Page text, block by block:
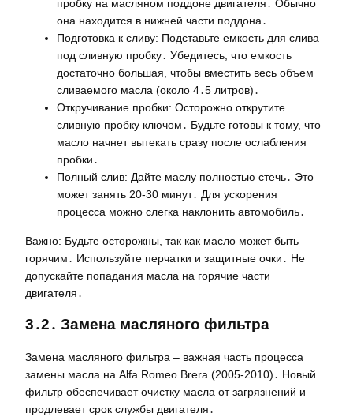
пробку на масляном поддоне двигателя․ Обычно
она находится в нижней части поддона․
Подготовка к сливу: Подставьте емкость для слива
под сливную пробку․ Убедитесь, что емкость
достаточно большая, чтобы вместить весь объем
сливаемого масла (около 4․5 литров)․
Откручивание пробки: Осторожно открутите
сливную пробку ключом․ Будьте готовы к тому, что
масло начнет вытекать сразу после ослабления
пробки․
Полный слив: Дайте маслу полностью стечь․ Это
может занять 20-30 минут․ Для ускорения
процесса можно слегка наклонить автомобиль․
Важно: Будьте осторожны, так как масло может быть
горячим․ Используйте перчатки и защитные очки․ Не
допускайте попадания масла на горячие части
двигателя․
3․2․ Замена масляного фильтра
Замена масляного фильтра – важная часть процесса
замены масла на Alfa Romeo Brera (2005-2010)․ Новый
фильтр обеспечивает очистку масла от загрязнений и
продлевает срок службы двигателя․